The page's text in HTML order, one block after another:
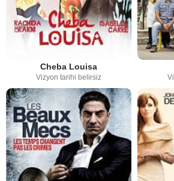
Cheba Louisa
Vizyon tarihi belirsiz